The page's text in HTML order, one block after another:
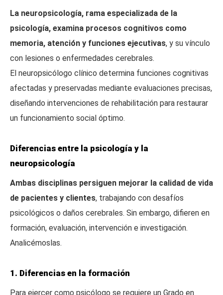
La neuropsicología, rama especializada de la
psicología, examina procesos cognitivos como
memoria, atención y funciones ejecutivas, y su vínculo
con lesiones o enfermedades cerebrales.
El neuropsicólogo clínico determina funciones cognitivas
afectadas y preservadas mediante evaluaciones precisas,
diseñando intervenciones de rehabilitación para restaurar
un funcionamiento social óptimo.
Diferencias entre la psicología y la
neuropsicología
Ambas disciplinas persiguen mejorar la calidad de vida
de pacientes y clientes, trabajando con desafíos
psicológicos o daños cerebrales. Sin embargo, difieren en
formación, evaluación, intervención e investigación.
Analicémoslas.
1. Diferencias en la formación
Para ejercer como psicólogo se requiere un Grado en